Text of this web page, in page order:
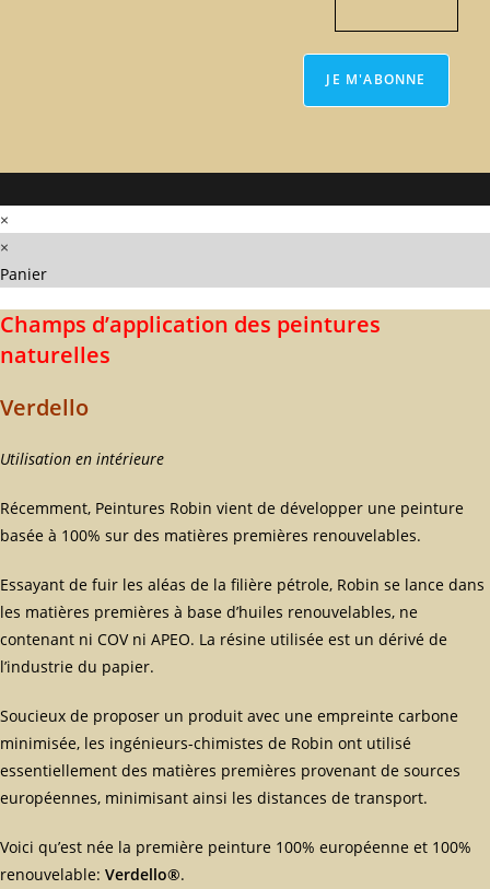
×
×
Panier
Champs d’application des peintures
naturelles
Verdello
Utilisation en intérieure
Récemment, Peintures Robin vient de développer une peinture
basée à 100% sur des matières premières renouvelables.
Essayant de fuir les aléas de la filière pétrole, Robin se lance dans
les matières premières à base d’huiles renouvelables, ne
contenant ni COV ni APEO. La résine utilisée est un dérivé de
l’industrie du papier.
Soucieux de proposer un produit avec une empreinte carbone
minimisée, les ingénieurs-chimistes de Robin ont utilisé
essentiellement des matières premières provenant de sources
européennes, minimisant ainsi les distances de transport.
Voici qu’est née la première peinture 100% européenne et 100%
renouvelable: Verdello®.